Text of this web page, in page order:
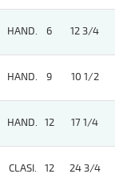
HAND. 6 12 3/4
HAND. 9 10 1/2
HAND. 12 17 1/4
CLASI. 12 24 3/4